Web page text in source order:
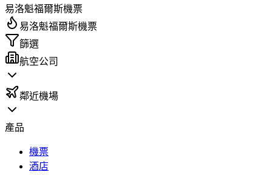
易洛魁福爾斯機票
易洛魁福爾斯機票
篩選
航空公司
鄰近機場
產品
機票
酒店